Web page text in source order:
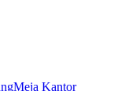
Meja Kantor